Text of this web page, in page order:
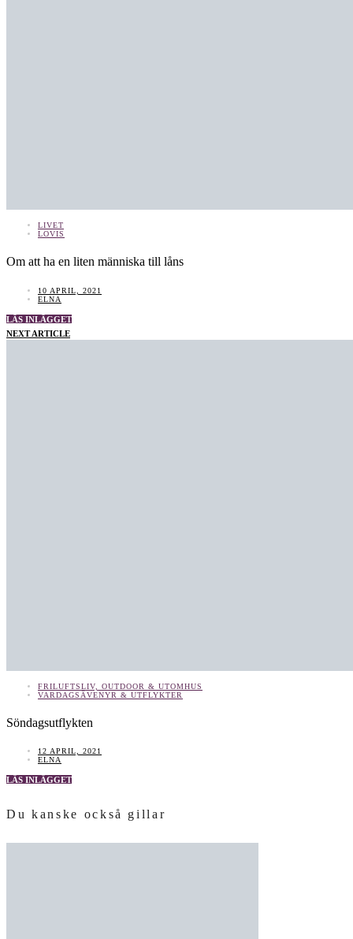
LIVET
LOVIS
Om att ha en liten människa till låns
10 APRIL, 2021
ELNA
LÄS INLÄGGET
NEXT ARTICLE
FRILUFTSLIV, OUTDOOR & UTOMHUS
VARDAGSÄVENYR & UTFLYKTER
Söndagsutflykten
12 APRIL, 2021
ELNA
LÄS INLÄGGET
Du kanske också gillar